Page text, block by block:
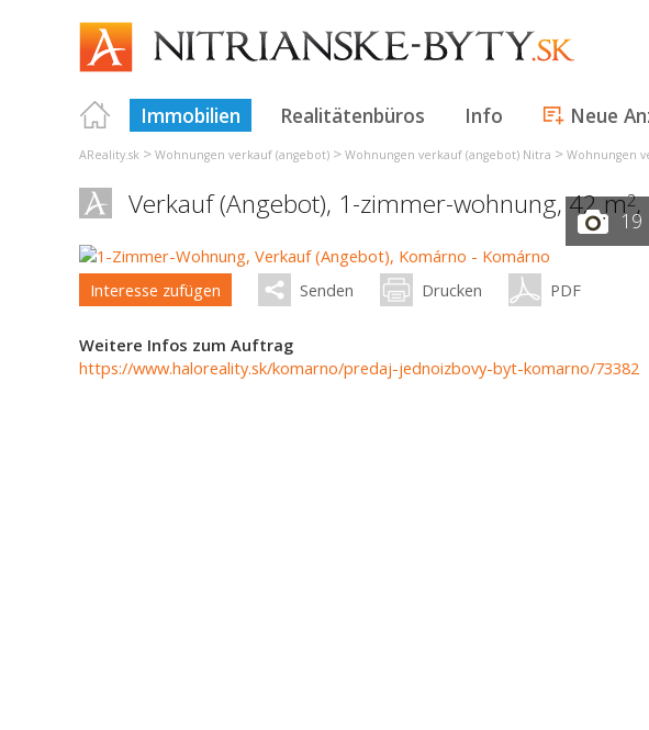
Immobilien Realitätenbüros Info Neue
AReality.sk > Wohnungen verkauf (angebot) > Wohnungen verkauf (angebot) Nitra > Wohnungen
Verkauf (Angebot), 1-zimmer-wohnung, 42 m2,
19
Interesse zufügen Senden Drucken PDF
Weitere Infos zum Auftrag
https://www.haloreality.sk/komarno/predaj-jednoizbovy-byt-komarno/73382